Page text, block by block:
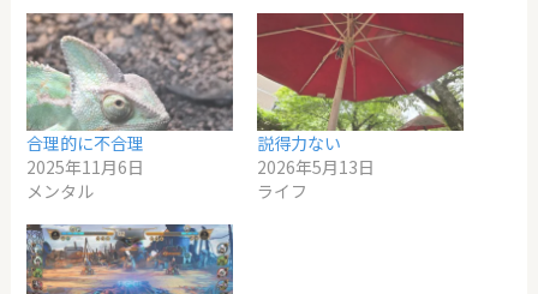
合理的に不合理
2025年11月6日
メンタル
説得力ない
2026年5月13日
ライフ